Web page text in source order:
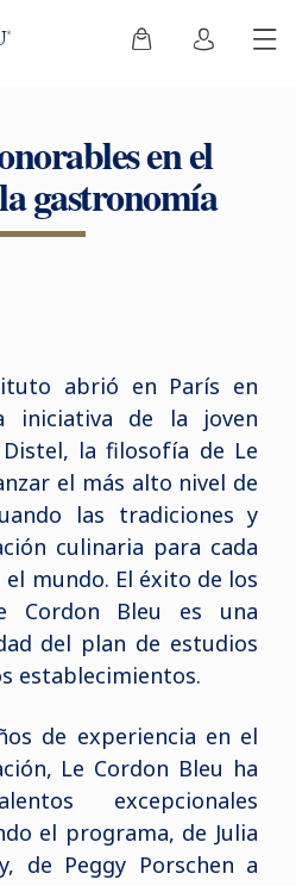
en el
gastronomía
abrió en París en
iniciativa de la joven
la filosofía de Le
el más alto nivel de
las tradiciones y
culinaria para cada
mundo. El éxito de los
Cordon Bleu es una
del plan de estudios
establecimientos.
de experiencia en el
Le Cordon Bleu ha
excepcionales
el programa, de Julia
de Peggy Porschen a